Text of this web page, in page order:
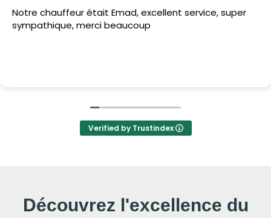
Excellent service ,efficace ,a l heure ,
Nous avonsUtiliser la navette aller-retour pour
Verified by Trustindex
Découvrez l'excellence du